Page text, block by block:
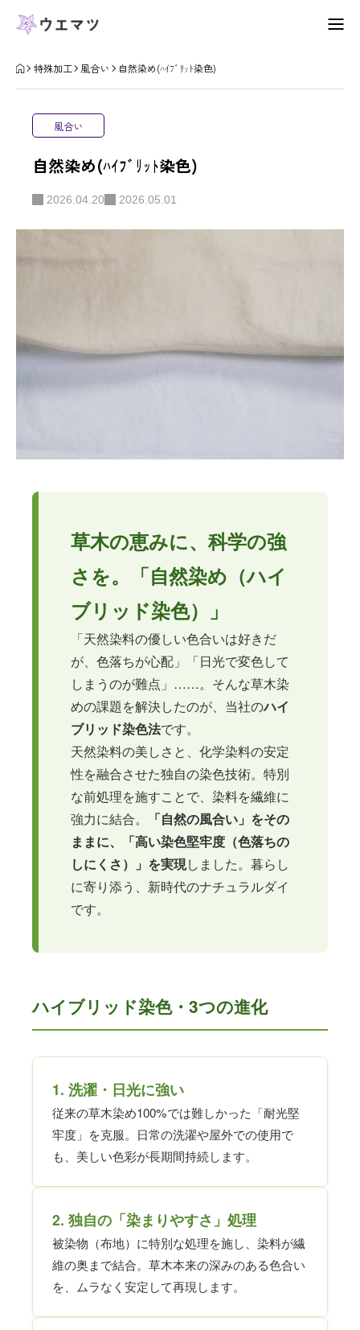
会社概要
プライバシーポリシー
表面変化
風合い
特殊加工 風合い 自然染め(ﾊｲﾌﾞﾘｯﾄ染色)
風合い
自然染め(ﾊｲﾌﾞﾘｯﾄ染色)
2026.04.20 2026.05.01
草木の恵みに、科学の強
さを。「自然染め（ハイ
ブリッド染色）」
「天然染料の優しい色合いは好きだ
が、色落ちが心配」「日光で変色して
しまうのが難点」……。そんな草木染
めの課題を解決したのが、当社のハイ
ブリッド染色法です。
天然染料の美しさと、化学染料の安定
性を融合させた独自の染色技術。特別
な前処理を施すことで、染料を繊維に
強力に結合。
「自然の風合い」をその
ままに、「高い染色堅牢度（色落ちの
しにくさ）」を実現しました。暮らし
に寄り添う、新時代のナチュラルダイ
です。
ハイブリッド染色・3つの進化
1. 洗濯・日光に強い
従来の草木染め100%では難しかった「耐光堅
牢度」を克服。日常の洗濯や屋外での使用で
も、美しい色彩が長期間持続します。
2. 独自の「染まりやすさ」処理
被染物（布地）に特別な処理を施し、染料が繊
維の奥まで結合。草木本来の深みのある色合い
を、ムラなく安定して再現します。